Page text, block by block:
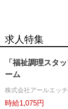
求人特集
「福祉調理スタ
ーム
株式会社アールエッ
時給1,075円